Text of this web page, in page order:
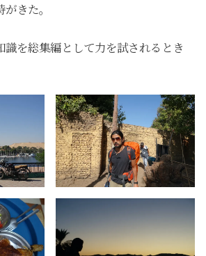
きた。
識を総集編として力を試されるとき